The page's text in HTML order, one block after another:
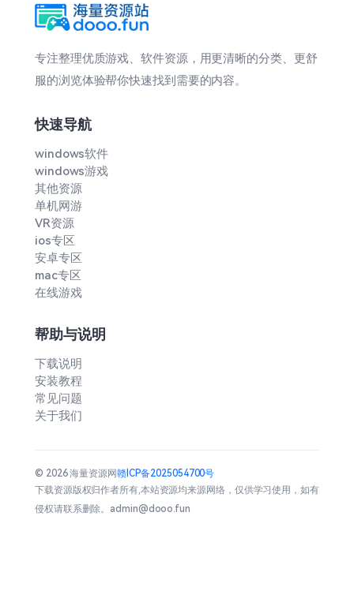
专注整理优质游戏、软件资源，用更清晰的分类、更舒
服的浏览体验帮你快速找到需要的内容。
快速导航
windows软件
windows游戏
其他资源
单机网游
VR资源
ios专区
安卓专区
mac专区
在线游戏
帮助与说明
下载说明
安装教程
常见问题
关于我们
© 2026 海量资源网赣ICP备2025054700号
下载资源版权归作者所有,本站资源均来源网络，仅供学习使用，如有
侵权请联系删除。admin@dooo.fun